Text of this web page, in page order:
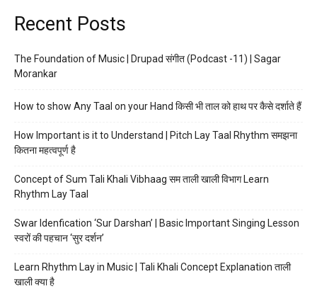
Recent Posts
The Foundation of Music | Drupad संगीत (Podcast -11) | Sagar
Morankar
How to show Any Taal on your Hand किसी भी ताल को हाथ पर कैसे दर्शाते हैं
How Important is it to Understand | Pitch Lay Taal Rhythm समझना
कितना महत्वपूर्ण है
Concept of Sum Tali Khali Vibhaag सम ताली खाली विभाग Learn
Rhythm Lay Taal
Swar Idenfication ‘Sur Darshan’ | Basic Important Singing Lesson
स्वरों की पहचान ‘सुर दर्शन’
Learn Rhythm Lay in Music | Tali Khali Concept Explanation ताली
खाली क्या है